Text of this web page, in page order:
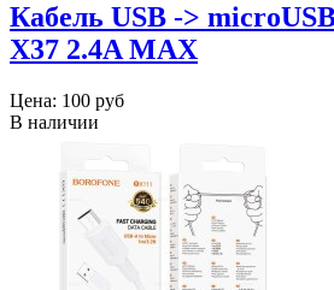
Кабель USB ->
X37 2.4A MAX
Цена: 100 руб
В наличии